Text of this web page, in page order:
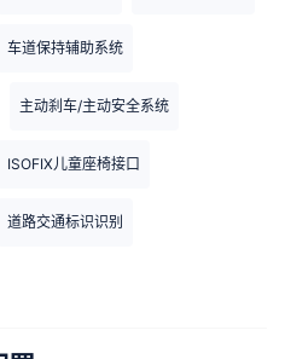
车道保持辅助系统
主动刹车/主动安全系统
ISOFIX儿童座椅接口
道路交通标识识别